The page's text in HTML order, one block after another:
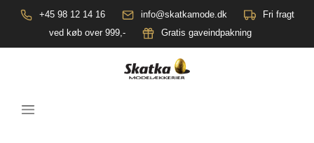
+45 98 12 14 16 info@skatkamode.dk
Fri fragt
ved køb over 999,-
Gratis gaveindpakning